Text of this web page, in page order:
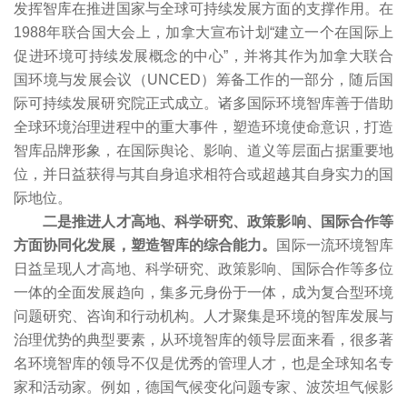
发挥智库在推进国家与全球可持续发展方面的支撑作用。在
1988年联合国大会上，加拿大宣布计划“建立一个在国际上
促进环境可持续发展概念的中心”，并将其作为加拿大联合
国环境与发展会议（UNCED）筹备工作的一部分，随后国
际可持续发展研究院正式成立。诸多国际环境智库善于借助
全球环境治理进程中的重大事件，塑造环境使命意识，打造
智库品牌形象，在国际舆论、影响、道义等层面占据重要地
位，并日益获得与其自身追求相符合或超越其自身实力的国
际地位。
二是推进人才高地、科学研究、政策影响、国际合作等
方面协同化发展，塑造智库的综合能力。 国际一流环境智库
日益呈现人才高地、科学研究、政策影响、国际合作等多位
一体的全面发展趋向，集多元身份于一体，成为复合型环境
问题研究、咨询和行动机构。人才聚集是环境的智库发展与
治理优势的典型要素，从环境智库的领导层面来看，很多著
名环境智库的领导不仅是优秀的管理人才，也是全球知名专
家和活动家。例如，德国气候变化问题专家、波茨坦气候影